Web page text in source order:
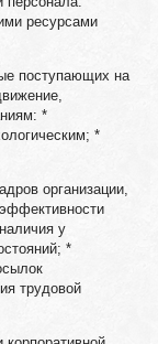
ресурсами
поступающих на
*
*
организации,
у
*
трудовой